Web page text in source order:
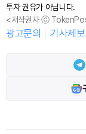
투자 권유가 아닙니다.
<저작권자 ⓒ
광고문의 기사제보